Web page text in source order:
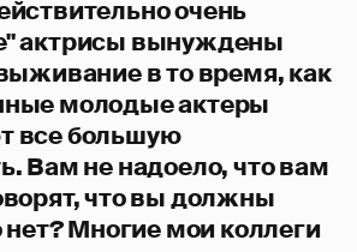
очень
актрисы вынуждены
в то время, как
молодые актеры
все большую
Вам не надоело, что вам
что вы должны
нет? Многие мои коллеги